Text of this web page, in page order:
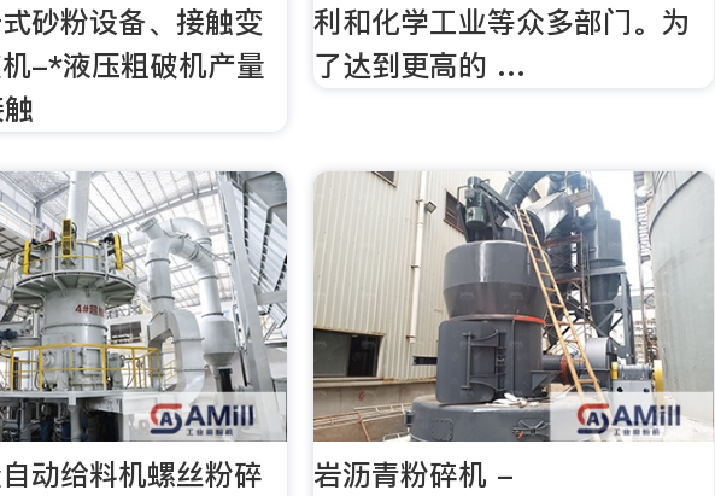
砂粉设备、接触变
-*液压粗破机产量
利和化学工业等众多部门。为
了达到更高的 …
动给料机螺丝粉碎
岩沥青粉碎机 -